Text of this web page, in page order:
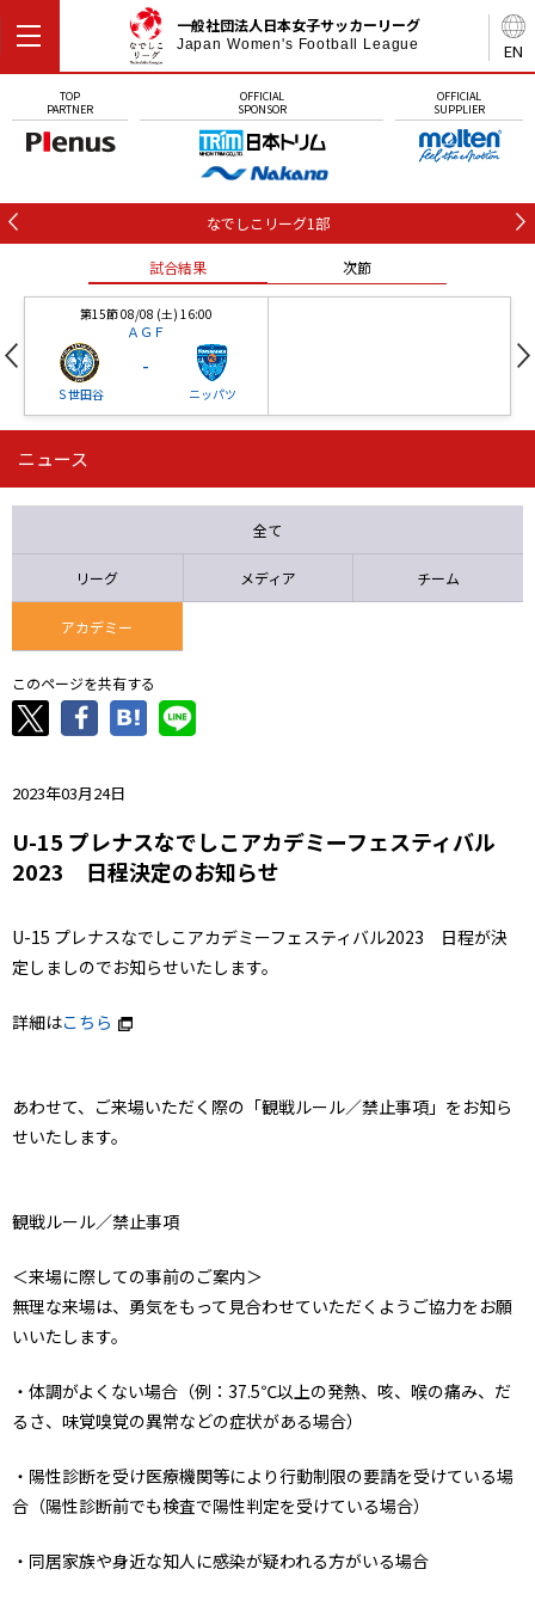
EN
一般社団法人日本女子サッカーリーグ
Japan Women's Football League
TOP
PARTNER
OFFICIAL
SPONSOR
OFFICIAL
SUPPLIER
なでしこリーグ1部
試合結果 次節
第15節 08/08 (土) 16:00
ＡＧＦ
Ｓ世田谷
-
ニッパツ
第16節 09/05 (土) 15:00
ニッパツ 石人の星
ニュース
全て
リーグ メディア チーム
アカデミー
このページを共有する
2023年03月24日
U-15 プレナスなでしこアカデミーフェスティバル
2023 日程決定のお知らせ
U-15 プレナスなでしこアカデミーフェスティバル2023 日程が決
定しましのでお知らせいたします。
詳細はこちら
あわせて、ご来場いただく際の「観戦ルール／禁止事項」をお知ら
せいたします。
観戦ルール／禁止事項
＜来場に際しての事前のご案内＞
無理な来場は、勇気をもって見合わせていただくようご協力をお願
いいたします。
・体調がよくない場合（例：37.5℃以上の発熱、咳、喉の痛み、だ
るさ、味覚嗅覚の異常などの症状がある場合）
・陽性診断を受け医療機関等により行動制限の要請を受けている場
合（陽性診断前でも検査で陽性判定を受けている場合）
・同居家族や身近な知人に感染が疑われる方がいる場合